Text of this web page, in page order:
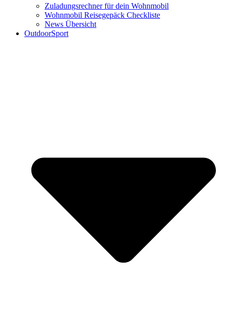
Zuladungsrechner für dein Wohnmobil
Wohnmobil Reisegepäck Checkliste
News Übersicht
OutdoorSport